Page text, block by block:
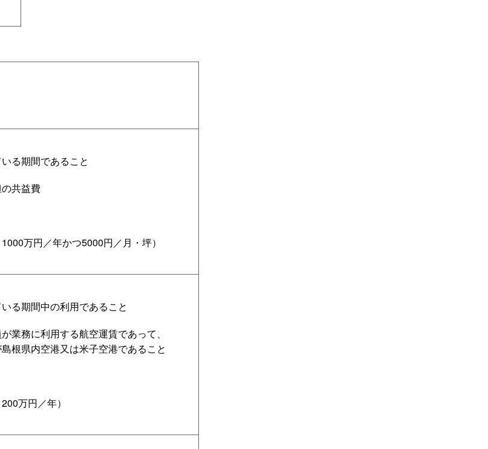
る期間であること
共益費
1000万円／年かつ5000円／月・坪）
る期間中の利用であること
業務に利用する航空運賃であって、
根県内空港又は米子空港であること
200万円／年）